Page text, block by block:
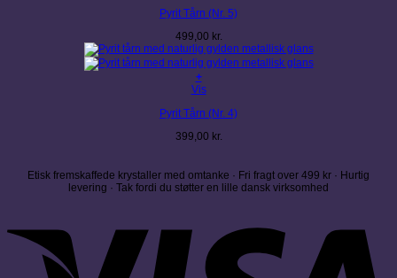
Pyrit Tårn (Nr. 5)
499,00 kr.
+
Vis
Pyrit Tårn (Nr. 4)
399,00 kr.
Etisk fremskaffede krystaller med omtanke · Fri fragt over 499 kr · Hurtig
levering · Tak fordi du støtter en lille dansk virksomhed